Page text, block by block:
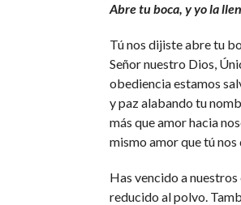
Abre tu boca, y yo la
Tú nos dijiste abre tu
Señor nuestro Dios,
obediencia estamos
y paz alabando tu
más que amor hacia
mismo amor que tú
Has vencido a nuestros
reducido al polvo.